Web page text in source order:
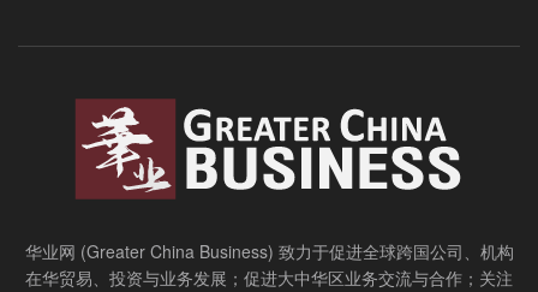
华业网 (Greater China Business) 致力于促进全球跨国公司、机构
在华贸易、投资与业务发展；促进大中华区业务交流与合作；关注